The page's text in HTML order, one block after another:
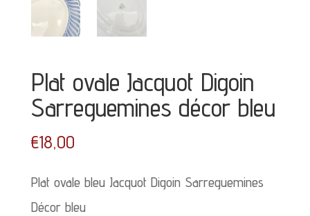
Plat ovale Jacquot Digoin
Sarreguemines décor bleu
€18,00
Plat ovale bleu Jacquot Digoin Sarreguemines
Décor bleu